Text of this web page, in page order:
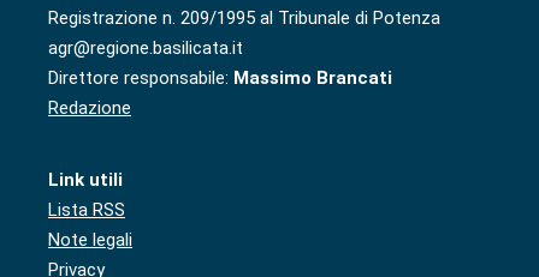
Registrazione n. 209/1995 al Tribunale di Potenza
agr@regione.basilicata.it
Direttore responsabile: Massimo Brancati
Redazione
Link utili
Lista RSS
Note legali
Privacy